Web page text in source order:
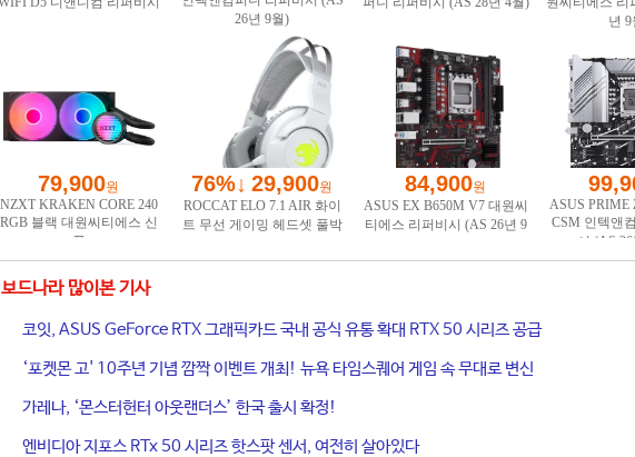
보드나라 많이본 기사
코잇, ASUS GeForce RTX 그래픽카드 국내 공식 유통 확대 RTX 50 시리즈 공급
‘포켓몬 고' 10주년 기념 깜짝 이벤트 개최! 뉴욕 타임스퀘어 게임 속 무대로 변신
가레나, ‘몬스터헌터 아웃랜더스’ 한국 출시 확정!
엔비디아 지포스 RTx 50 시리즈 핫스팟 센서, 여전히 살아있다